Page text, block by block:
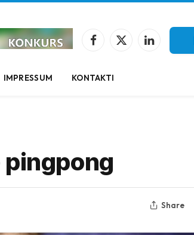
Facebook
X
LinkedIn
IMPRESSUM KONTAKTI
Share